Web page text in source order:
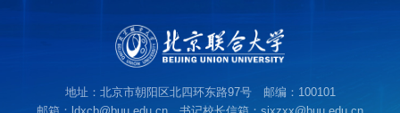
地址：北京市朝阳区北四环东路97号 邮编：100101